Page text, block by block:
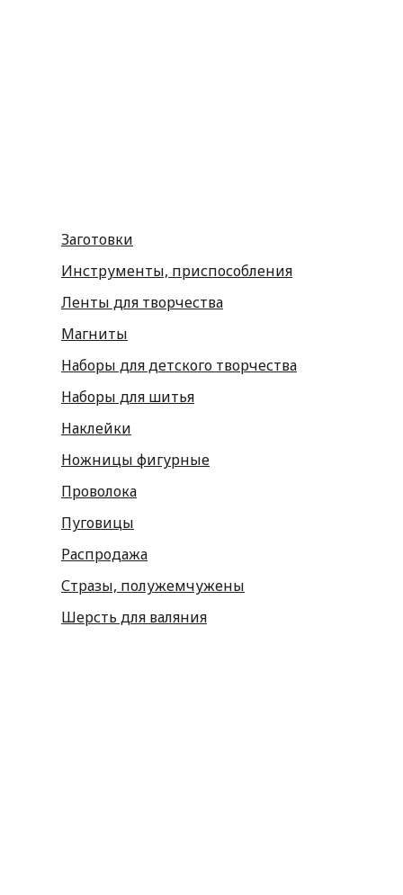
Заготовки
Инструменты, приспособления
Ленты для творчества
Магниты
Наборы для детского творчества
Наборы для шитья
Наклейки
Ножницы фигурные
Проволока
Пуговицы
Распродажа
Стразы, полужемчужены
Шерсть для валяния